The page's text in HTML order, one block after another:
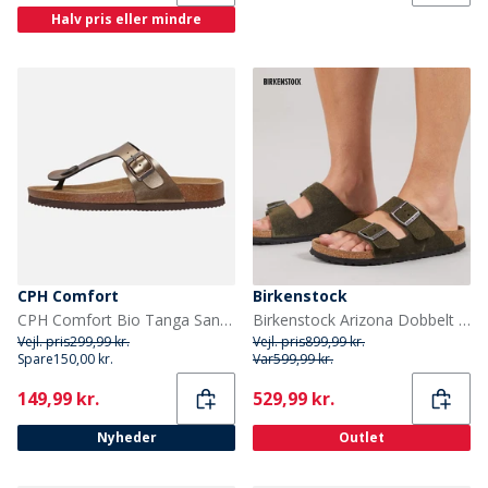
Halv pris eller mindre
CPH Comfort
CPH Comfort Bio Tanga Sandaler Bronze
Vejl. pris299,99 kr.
Spare150,00 kr.
Current
149,99 kr.
Nyheder
Birkenstock
Birkenstock Arizona Dobbelt Spænde Sandaler Thyme
Vejl. pris899,99 kr.
Var599,99 kr.
Current
529,99 kr.
Outlet